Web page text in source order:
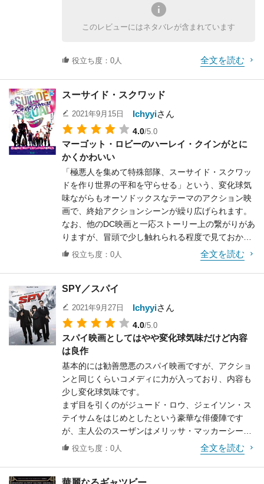
このレビューにはネタバレが含まれています
役立ち度：0人 全文を読む
スーサイド・スクワッド
2021年9月15日 Ichyyiさん
4.0/5.0
マーゴット・ロビーのハーレイ・クインがとに
かくかわいい
「極悪人を集めて特殊部隊、スーサイド・スクワッ
ドを作り世界の平和を守らせる」という、変化球気
味ながらもオーソドックスなテーマのアクション映
画で、終始アクションシーンが繰り広げられます。
なお、他のDC映画と一応ストーリー上の繋がりがあ
りますが、冒頭で少し触れられる程度で見ておかな
いと映画が楽しめないようなことはありません。
というより、ストーリーはあってないようなレベル
で、あくまでアクションを楽しむ映画と思っておい
た方が良いです。
スーサイド・スクワッドのメンバーは全員極悪人と
いう設定ですが、どこか愛敬や弱点のある人物が多
く、特に後半はメンバー同士のやり取りが増えるの
で雰囲気も少し柔らかくなります。
今作の中でも特にマーゴット・ロビーの演じるハー
レイ・クインはとてもキュートで、エキセントリッ
クなファッションや言動と愛らしい仕草が印象に残
ります。
他にも、常にクールに戦う反面、娘への愛情にあふ
れるデッドショット、凛とした美しさと強さを持つ
カタナ、スーサイド・スクワッドの指揮官で本作で
は貴重な常識人なのに何度も敵にさらわれかける姿
役立ち度：0人 全文を読む
SPY／スパイ
2021年9月27日 Ichyyiさん
4.0/5.0
スパイ映画としてはやや変化球気味だけど内容
は良作
基本的には勧善懲悪のスパイ映画ですが、アクショ
ンと同じくらいコメディに力が入っており、内容も
少し変化球気味です。
まず目を引くのがジュード・ロウ、ジェイソン・ス
テイサムをはじめとしたという豪華な俳優陣です
が、主人公のスーザンはメリッサ・マッカーシーが
演じておりコメディ女優らしくコミカルな場面が多
スーザンの職業もCIAのエージェントではなく分析
役立ち度：0人 全文を読む